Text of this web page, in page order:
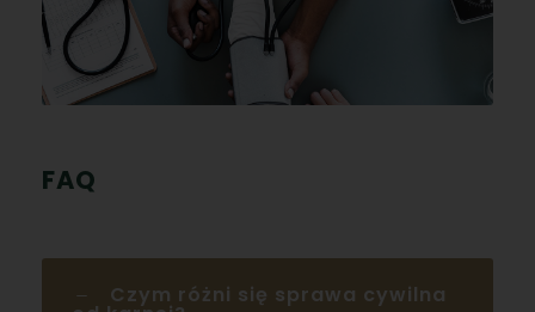
FAQ
Czym różni się sprawa cywilna